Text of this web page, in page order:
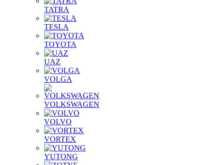
TATRA
TESLA
TOYOTA
UAZ
VOLGA
VOLKSWAGEN
VOLVO
VORTEX
YUTONG